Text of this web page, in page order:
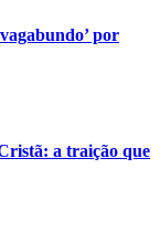
por
a traição que